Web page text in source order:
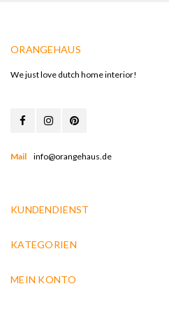
ORANGEHAUS
We just love dutch home interior!
Mail info@orangehaus.de
KUNDENDIENST
KATEGORIEN
MEIN KONTO